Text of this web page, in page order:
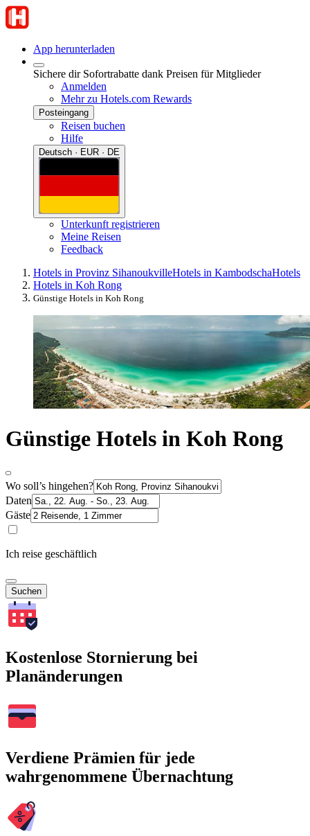
App herunterladen
Sichere dir Sofortrabatte dank Preisen für Mitglieder
Anmelden
Mehr zu Hotels.com Rewards
Posteingang
Reisen buchen
Hilfe
Deutsch · EUR · DE
Unterkunft registrieren
Meine Reisen
Feedback
Hotels in Provinz SihanoukvilleHotels in KambodschaHotels
Hotels in Koh Rong
Günstige Hotels in Koh Rong
Günstige Hotels in Koh Rong
Wo soll’s hingehen?
Daten
Gäste
Ich reise geschäftlich
Suchen
Kostenlose Stornierung bei
Planänderungen
Verdiene Prämien für jede
wahrgenommene Übernachtung